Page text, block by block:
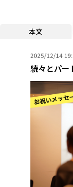
本文
2025/12/14
続々とパ